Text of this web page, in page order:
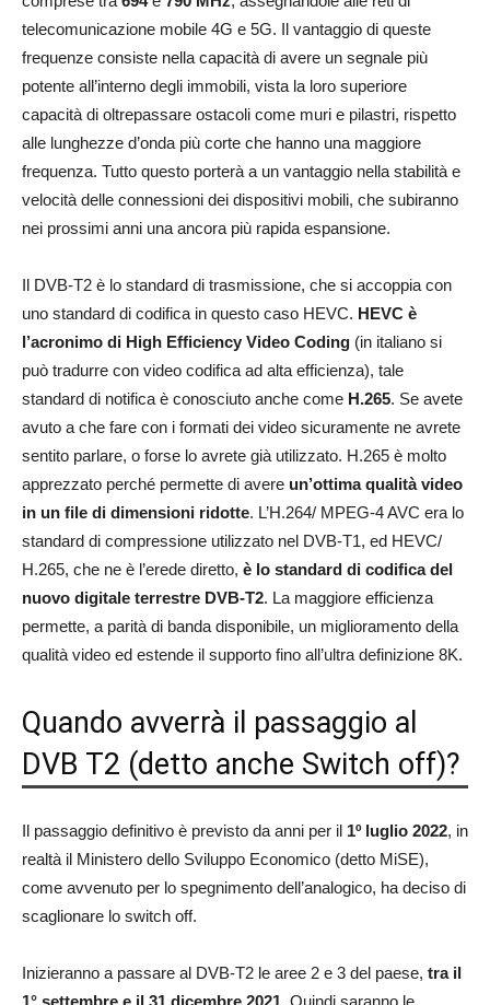
telecomunicazione mobile 4G e 5G. Il vantaggio di queste
frequenze consiste nella capacità di avere un segnale più
potente all’interno degli immobili, vista la loro superiore
capacità di oltrepassare ostacoli come muri e pilastri, rispetto
alle lunghezze d’onda più corte che hanno una maggiore
frequenza. Tutto questo porterà a un vantaggio nella stabilità e
velocità delle connessioni dei dispositivi mobili, che subiranno
nei prossimi anni una ancora più rapida espansione.
Il DVB-T2 è lo standard di trasmissione, che si accoppia con
uno standard di codifica in questo caso HEVC. HEVC è
l’acronimo di High Efficiency Video Coding (in italiano si
può tradurre con video codifica ad alta efficienza), tale
standard di notifica è conosciuto anche come H.265. Se avete
avuto a che fare con i formati dei video sicuramente ne avrete
sentito parlare, o forse lo avrete già utilizzato. H.265 è molto
apprezzato perché permette di avere un’ottima qualità video
in un file di dimensioni ridotte. L’H.264/ MPEG-4 AVC era lo
standard di compressione utilizzato nel DVB-T1, ed HEVC/
H.265, che ne è l’erede diretto, è lo standard di codifica del
nuovo digitale terrestre DVB-T2. La maggiore efficienza
permette, a parità di banda disponibile, un miglioramento della
qualità video ed estende il supporto fino all’ultra definizione 8K.
Quando avverrà il passaggio al
DVB T2 (detto anche Switch off)?
Il passaggio definitivo è previsto da anni per il 1º luglio 2022, in
realtà il Ministero dello Sviluppo Economico (detto MiSE),
come avvenuto per lo spegnimento dell’analogico, ha deciso di
scaglionare lo switch off.
Inizieranno a passare al DVB-T2 le aree 2 e 3 del paese, tra il